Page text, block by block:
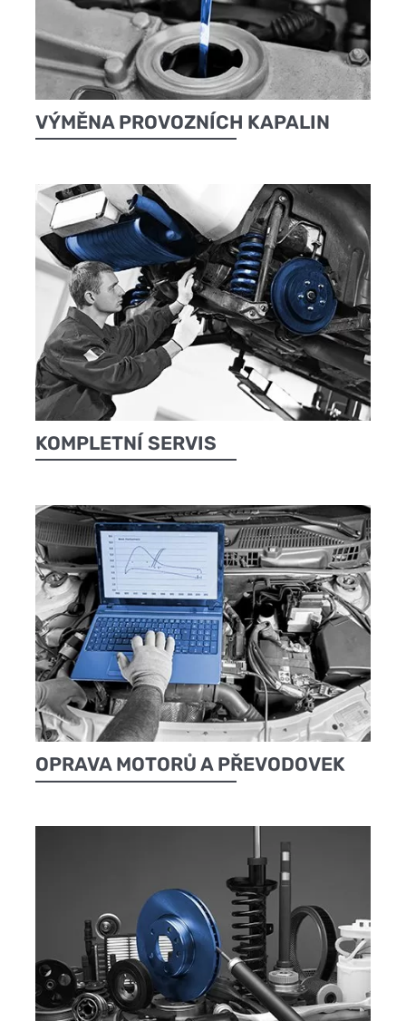
VÝMĚNA PROVOZNÍCH KAPALIN
KOMPLETNÍ SERVIS
OPRAVA MOTORŮ A PŘEVODOVEK